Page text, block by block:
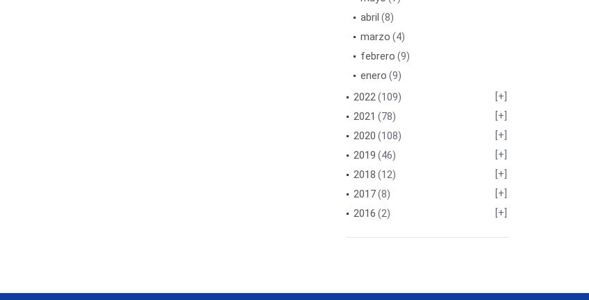
abril (8)
marzo (4)
febrero (9)
enero (9)
2022(109)
2021 (78)
2020 (108)
2019 (46)
2018 (12)
2017(8)
2016 (2)